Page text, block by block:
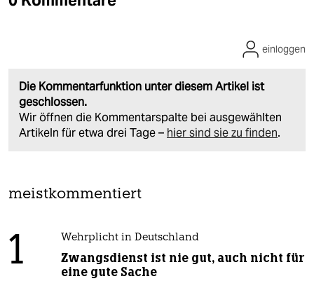
Die Kommentarfunktion unter diesem Artikel ist
geschlossen.
Wir öffnen die Kommentarspalte bei ausgewählten
Artikeln für etwa drei Tage – hier sind sie zu finden.
einloggen
meistkommentiert
1 Wehrplicht in Deutschland
Zwangsdienst ist nie gut, auch nicht für
eine gute Sache